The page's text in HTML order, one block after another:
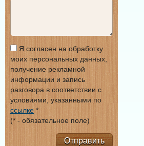
Я согласен на обработку
моих персональных данных,
получение рекламной
информации и запись
разговора в соответствии с
условиями, указанными по
ссылке *
(* - обязательное поле)
Отправить